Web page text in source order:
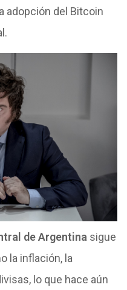
adopción del Bitcoin
de Argentinasigue
la inflación, la
lo que hace aún